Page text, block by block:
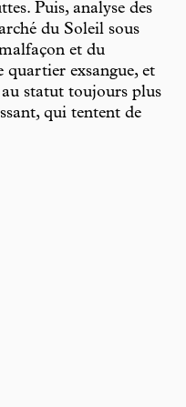
Puis, analyse des
du Soleil sous
et du
exsangue, et
au statut toujours plus
qui tentent de